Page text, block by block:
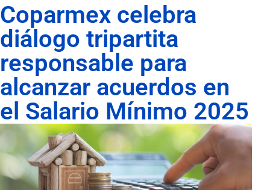
Coparmex celebra
diálogo tripartita
responsable para
alcanzar acuerdos en
el Salario Mínimo 2025